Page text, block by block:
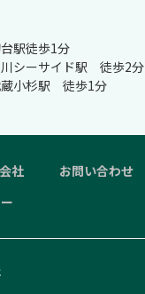
駅徒歩1分
シーサイド駅　徒歩2分
小杉駅　徒歩1分
社 お問い合わせ